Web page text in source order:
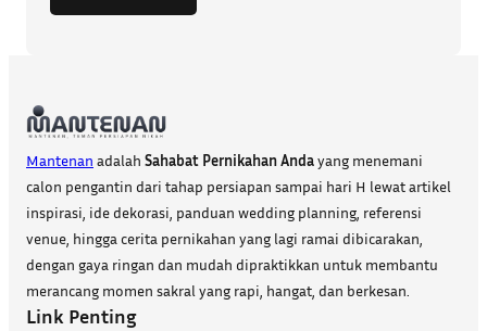
Mantenan adalah Sahabat Pernikahan Andayang menemani
calon pengantin dari tahap persiapan sampai hari H lewat artikel
inspirasi, ide dekorasi, panduan wedding planning, referensi
venue, hingga cerita pernikahan yang lagi ramai dibicarakan,
dengan gaya ringan dan mudah dipraktikkan untuk membantu
merancang momen sakral yang rapi, hangat, dan berkesan.
Link Penting